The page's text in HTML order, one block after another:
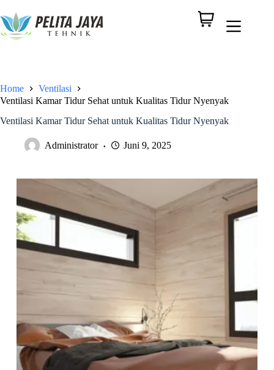
Home
Ventilasi
Ventilasi Kamar Tidur Sehat untuk Kualitas Tidur Nyenyak
Ventilasi Kamar Tidur Sehat untuk Kualitas Tidur Nyenyak
Administrator Juni 9, 2025